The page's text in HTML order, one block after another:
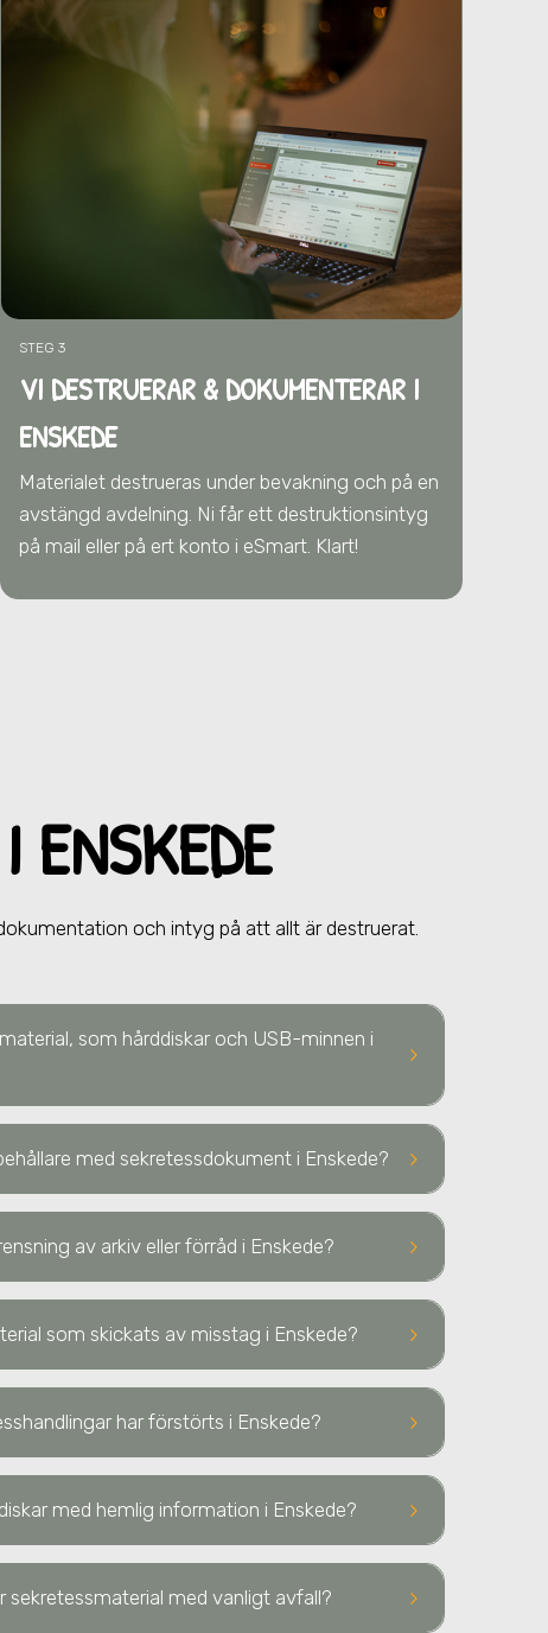
STEG 3
VI DESTRUERAR & DOKUMENTERAR I
ENSKEDE
Materialet destrueras under bevakning och på en
avstängd avdelning. Ni får ett destruktionsintyg
på mail eller på ert konto i eSmart. Klart!
I ENSKEDE
och intyg på att allt är destruerat.
keyboard_arrow_right
som hårddiskar och USB-minnen i
keyboard_arrow_right
med sekretessdokument i Enskede?
keyboard_arrow_right
av arkiv eller förråd i Enskede?
keyboard_arrow_right
som skickats av misstag i Enskede?
keyboard_arrow_right
har förstörts i Enskede?
keyboard_arrow_right
med hemlig information i Enskede?
keyboard_arrow_right
sekretessmaterial med vanligt avfall?